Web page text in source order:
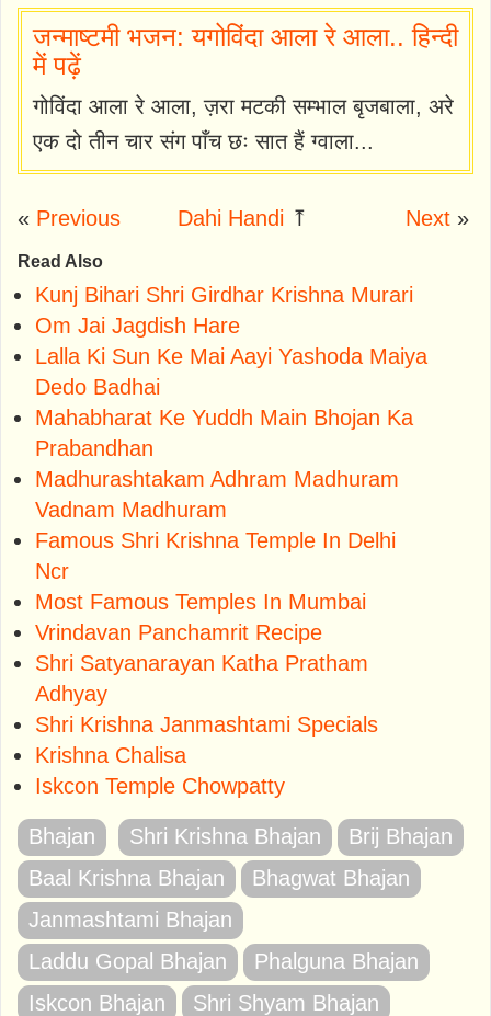
जन्माष्टमी भजन: यगोविंदा आला रे आला.. हिन्दी
में पढ़ें
गोविंदा आला रे आला, ज़रा मटकी सम्भाल बृजबाला, अरे
एक दो तीन चार संग पाँच छः सात हैं ग्वाला...
« Previous Dahi Handi ⤒ Next»
Read Also
Kunj Bihari Shri Girdhar Krishna Murari
Om Jai Jagdish Hare
Lalla Ki Sun Ke Mai Aayi Yashoda Maiya
Dedo Badhai
Mahabharat Ke Yuddh Main Bhojan Ka
Prabandhan
Madhurashtakam Adhram Madhuram
Vadnam Madhuram
Famous Shri Krishna Temple In Delhi
Ncr
Most Famous Temples In Mumbai
Vrindavan Panchamrit Recipe
Shri Satyanarayan Katha Pratham
Adhyay
Shri Krishna Janmashtami Specials
Krishna Chalisa
Iskcon Temple Chowpatty
Bhajan Shri Krishna Bhajan
Brij Bhajan
Baal Krishna Bhajan
Bhagwat Bhajan
Janmashtami Bhajan
Laddu Gopal Bhajan
Phalguna Bhajan
Iskcon Bhajan
Shri Shyam Bhajan